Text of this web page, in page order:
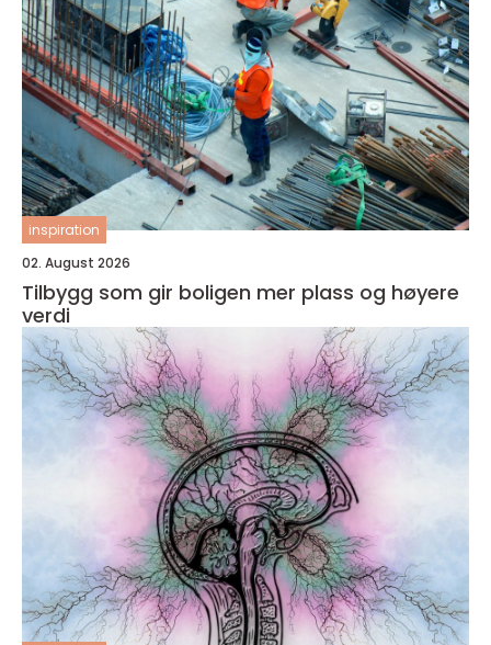
inspiration
02. August 2026
Tilbygg som gir boligen mer plass og høyere
verdi